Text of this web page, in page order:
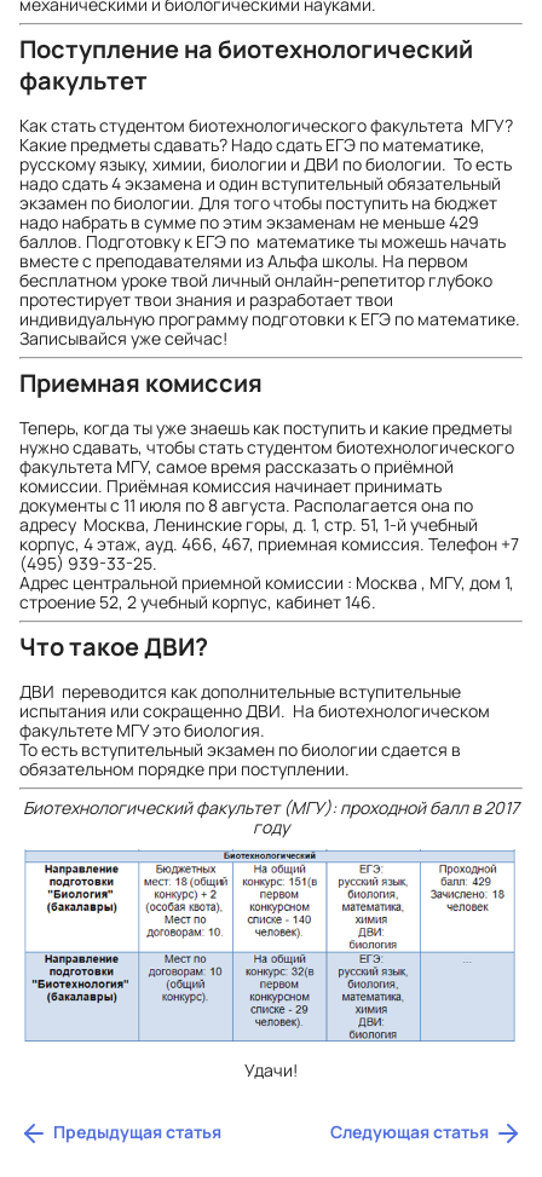
Поступление на биотехнологический
факультет
Как стать студентом биотехнологического факультета МГУ?
Какие предметы сдавать? Надо сдать ЕГЭ по математике,
русскому языку, химии, биологии и ДВИ по биологии. То есть
надо сдать 4 экзамена и один вступительный обязательный
экзамен по биологии. Для того чтобы поступить на бюджет
надо набрать в сумме по этим экзаменам не меньше 429
баллов. Подготовку к ЕГЭ по математике ты можешь начать
вместе с преподавателями из Альфа школы. На первом
бесплатном уроке твой личный онлайн-репетитор глубоко
протестирует твои знания и разработает твои
индивидуальную программу подготовки к ЕГЭ по математике.
Записывайся уже сейчас!
Приемная комиссия
Теперь, когда ты уже знаешь как поступить и какие предметы
нужно сдавать, чтобы стать студентом биотехнологического
факультета МГУ, самое время рассказать о приёмной
комиссии. Приёмная комиссия начинает принимать
документы с 11 июля по 8 августа. Располагается она по
адресу Москва, Ленинские горы, д. 1, стр. 51, 1-й учебный
корпус, 4 этаж, ауд. 466, 467, приемная комиссия. Телефон +7
(495) 939-33-25.
Адрес центральной приемной комиссии : Москва , МГУ, дом 1,
строение 52, 2 учебный корпус, кабинет 146.
Что такое ДВИ?
ДВИ переводится как дополнительные вступительные
испытания или сокращенно ДВИ. На биотехнологическом
факультете МГУ это биология.
То есть вступительный экзамен по биологии сдается в
обязательном порядке при поступлении.
Биотехнологический факультет (МГУ): проходной балл в 2017
году
Удачи!
Предыдущая статья Следующая статья